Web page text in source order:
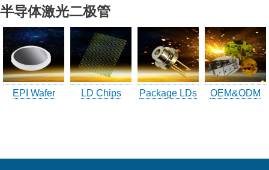
最新消息
展会活动
联络友嘉
地理位置
訪客登記建立
半导体激光二极管
EPI Wafer LD Chips Package LDs OEM&ODM